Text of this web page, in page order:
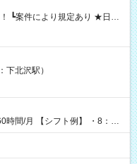
日に現金GET♪ お仕事後はコ
【試用期間】試
下北沢駅）
】 ・8：00